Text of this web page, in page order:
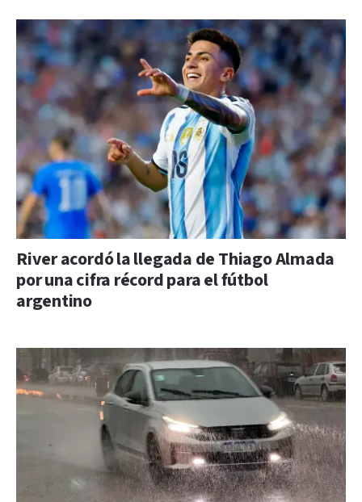
River acordó la llegada de Thiago Almada
por una cifra récord para el fútbol
argentino